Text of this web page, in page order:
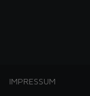
IMPRESSUM